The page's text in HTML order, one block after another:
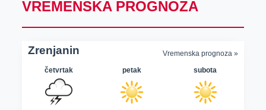
VREMENSKA PROGNOZA